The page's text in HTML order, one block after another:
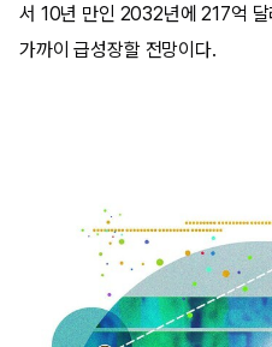
서 10년 만인 2032년에 217억
가까이 급성장할 전망이다.